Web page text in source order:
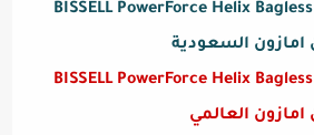
اشتري الآن مكنسة BISSELL PowerForce Helix Bagless
اشتري الآن مكنسة BISSELL PowerForce Helix Bagless